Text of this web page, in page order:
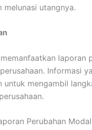
melunasi utangnya.
laporan
Informasi
untuk mengambil
Perubahan Modal